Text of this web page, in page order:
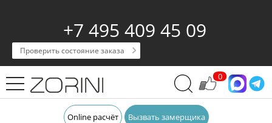
+7 495 409 45 09
Проверить состояние заказа
0
Online расчёт Вызвать замерщика